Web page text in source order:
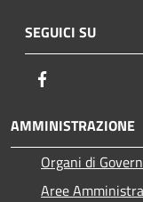
SEGUICI SU
AMMINISTRAZIONE
Organi di
Aree